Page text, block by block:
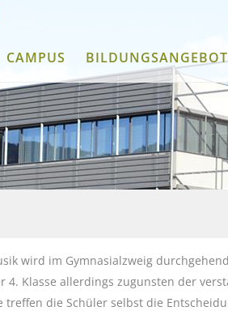
CAMPUS
wird im Gymnasialzweig
4. Klasse allerdings zugunsten der
treffen die Schüler selbst die